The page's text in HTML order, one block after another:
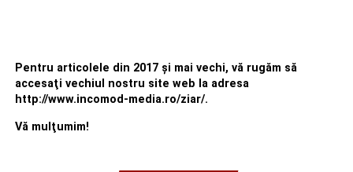
Pentru articolele din 2017 şi mai vechi, vă rugăm să
accesaţi vechiul nostru site web la adresa
http://www.incomod-media.ro/ziar/.
Vă mulţumim!